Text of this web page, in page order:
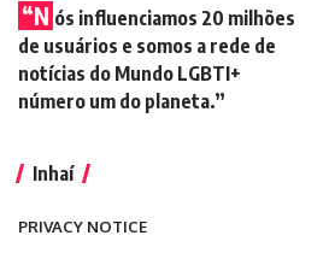
“N ós influenciamos 20 milhões
de usuários e somos a rede de
notícias do Mundo LGBTI+
número um do planeta.”
Inhaí
PRIVACY NOTICE